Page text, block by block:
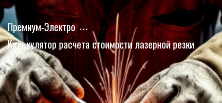
Премиум-Электро
Калькулятор расчета стоимости лазерной резки